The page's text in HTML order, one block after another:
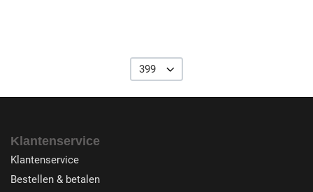
399
Klantenservice
Klantenservice
Bestellen & betalen